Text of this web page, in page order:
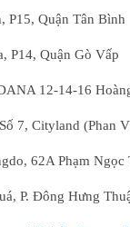
P15, Quận Tân Bình
P14, Quận Gò Vấp
12-14-16
7, Cityland (Phan
62A Phạm Ngọc
P. Đông Hưng